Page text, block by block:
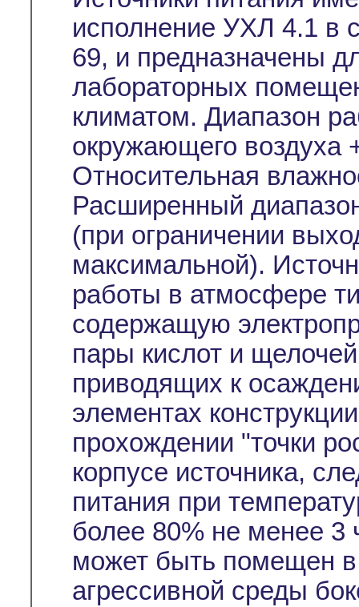
исполнение УХЛ 4.1 в
69, и предназначены
лабораторных
климатом. Диапазон
окружающего воздуха
Относительная
Расширенный
(при ограничении
максимальной).
работы в атмосфере
содержащую
пары кислот и
приводящих к
элементах
прохождении "точки
корпусе источника,
питания при
более 80% не менее 3
может быть помещен
агрессивной среды